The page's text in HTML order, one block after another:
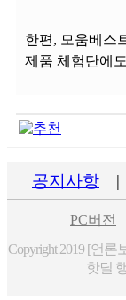
한편, 모움베스
제품 체험단에
공지사항 |
PC버전
Copyright 2019 [언
핫딜